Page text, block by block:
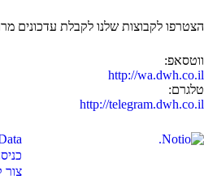
הצטרפו לקבוצות שלנו לקבלת עדכונים
ווטסאפ:
http://wa.dwh.co.il
טלגרם:
http://telegram.dwh.co.il
צור